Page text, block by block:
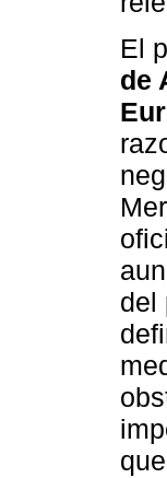
El
de
del